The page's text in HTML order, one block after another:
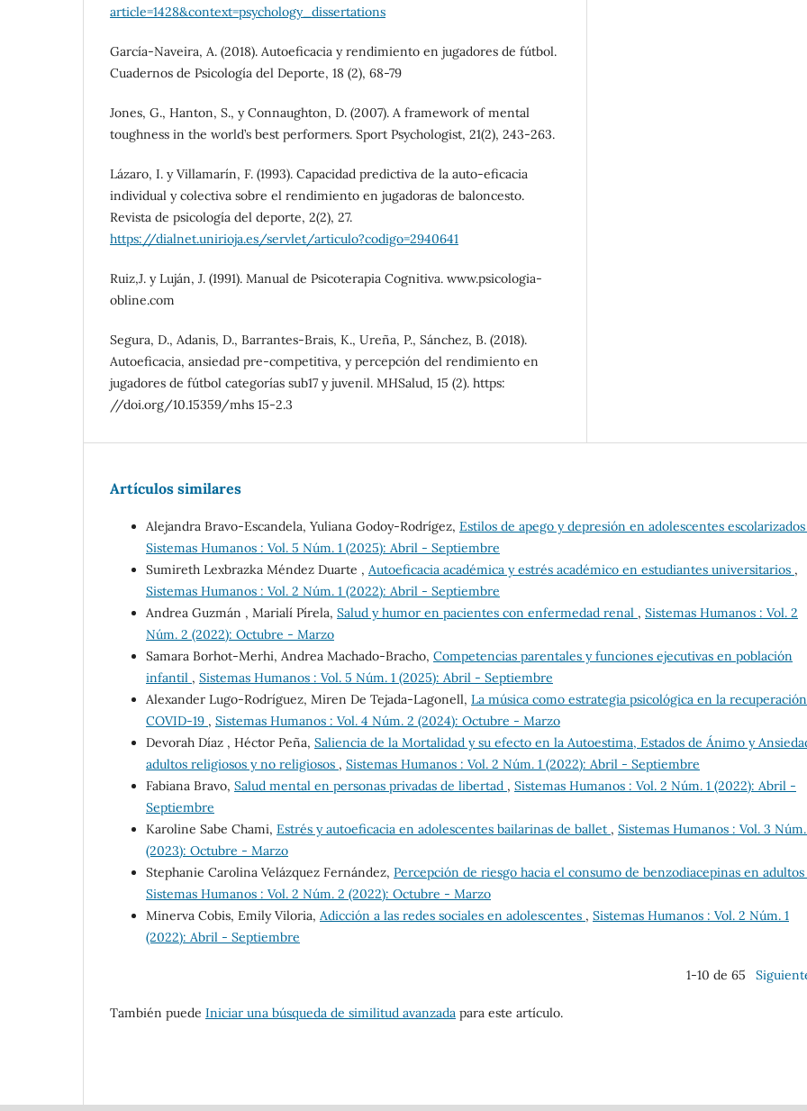
article=1428&context=psychology_dissertations
García-Naveira, A. (2018). Autoeficacia y rendimiento en jugadores de fútbol.
Cuadernos de Psicología del Deporte, 18 (2), 68-79
Jones, G., Hanton, S., y Connaughton, D. (2007). A framework of mental
toughness in the world’s best performers. Sport Psychologist, 21(2), 243-263.
Lázaro, I. y Villamarín, F. (1993). Capacidad predictiva de la auto-eficacia
individual y colectiva sobre el rendimiento en jugadoras de baloncesto.
Revista de psicología del deporte, 2(2), 27.
https://dialnet.unirioja.es/servlet/articulo?codigo=2940641
Ruiz,J. y Luján, J. (1991). Manual de Psicoterapia Cognitiva. www.psicologia-
obline.com
Segura, D., Adanis, D., Barrantes-Brais, K., Ureña, P., Sánchez, B. (2018).
Autoeficacia, ansiedad pre-competitiva, y percepción del rendimiento en
jugadores de fútbol categorías sub17 y juvenil. MHSalud, 15 (2). https:
//doi.org/10.15359/mhs 15-2.3
Artículos similares
Alejandra Bravo-Escandela, Yuliana Godoy-Rodrígez, Estilos de apego y depresión en adolescentes escolarizados
Sistemas Humanos : Vol. 5 Núm. 1 (2025): Abril - Septiembre
Sumireth Lexbrazka Méndez Duarte , Autoeficacia académica y estrés académico en estudiantes universitarios ,
Sistemas Humanos : Vol. 2 Núm. 1 (2022): Abril - Septiembre
Andrea Guzmán , Marialí Pírela, Salud y humor en pacientes con enfermedad renal , Sistemas Humanos : Vol. 2
Núm. 2 (2022): Octubre - Marzo
Samara Borhot-Merhi, Andrea Machado-Bracho, Competencias parentales y funciones ejecutivas en población
infantil , Sistemas Humanos : Vol. 5 Núm. 1 (2025): Abril - Septiembre
Alexander Lugo-Rodríguez, Miren De Tejada-Lagonell, La música como estrategia psicológica en la
COVID-19 , Sistemas Humanos : Vol. 4 Núm. 2 (2024): Octubre - Marzo
Devorah Díaz , Héctor Peña, Saliencia de la Mortalidad y su efecto en la Autoestima, Estados de Ánimo y
adultos religiosos y no religiosos , Sistemas Humanos : Vol. 2 Núm. 1 (2022): Abril - Septiembre
Fabiana Bravo, Salud mental en personas privadas de libertad , Sistemas Humanos : Vol. 2 Núm. 1 (2022): Abril -
Septiembre
Karoline Sabe Chami, Estrés y autoeficacia en adolescentes bailarinas de ballet , Sistemas Humanos : Vol. 3
(2023): Octubre - Marzo
Stephanie Carolina Velázquez Fernández, Percepción de riesgo hacia el consumo de benzodiacepinas en adultos
Sistemas Humanos : Vol. 2 Núm. 2 (2022): Octubre - Marzo
Minerva Cobis, Emily Viloria, Adicción a las redes sociales en adolescentes , Sistemas Humanos : Vol. 2 Núm. 1
(2022): Abril - Septiembre
1-10 de 65
También puede Iniciar una búsqueda de similitud avanzada para este artículo.